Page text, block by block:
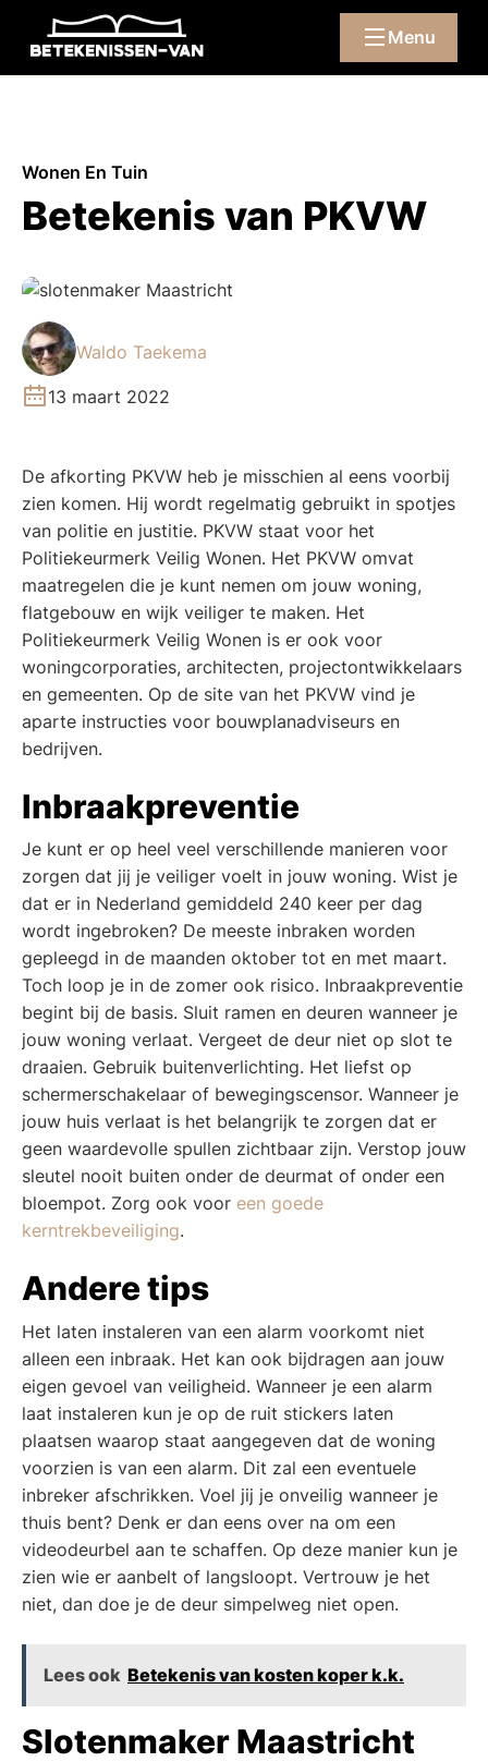
Menu
Wonen En Tuin
Betekenis van PKVW
Waldo Taekema
13 maart 2022
De afkorting PKVW heb je misschien al eens voorbij
zien komen. Hij wordt regelmatig gebruikt in spotjes
van politie en justitie. PKVW staat voor het
Politiekeurmerk Veilig Wonen. Het PKVW omvat
maatregelen die je kunt nemen om jouw woning,
flatgebouw en wijk veiliger te maken. Het
Politiekeurmerk Veilig Wonen is er ook voor
woningcorporaties, architecten, projectontwikkelaars
en gemeenten. Op de site van het PKVW vind je
aparte instructies voor bouwplanadviseurs en
bedrijven.
Inbraakpreventie
Je kunt er op heel veel verschillende manieren voor
zorgen dat jij je veiliger voelt in jouw woning. Wist je
dat er in Nederland gemiddeld 240 keer per dag
wordt ingebroken? De meeste inbraken worden
gepleegd in de maanden oktober tot en met maart.
Toch loop je in de zomer ook risico. Inbraakpreventie
begint bij de basis. Sluit ramen en deuren wanneer je
jouw woning verlaat. Vergeet de deur niet op slot te
draaien. Gebruik buitenverlichting. Het liefst op
schermerschakelaar of bewegingscensor. Wanneer je
jouw huis verlaat is het belangrijk te zorgen dat er
geen waardevolle spullen zichtbaar zijn. Verstop jouw
sleutel nooit buiten onder de deurmat of onder een
bloempot. Zorg ook voor een goede
kerntrekbeveiliging.
Andere tips
Het laten instaleren van een alarm voorkomt niet
alleen een inbraak. Het kan ook bijdragen aan jouw
eigen gevoel van veiligheid. Wanneer je een alarm
laat instaleren kun je op de ruit stickers laten
plaatsen waarop staat aangegeven dat de woning
voorzien is van een alarm. Dit zal een eventuele
inbreker afschrikken. Voel jij je onveilig wanneer je
thuis bent? Denk er dan eens over na om een
videodeurbel aan te schaffen. Op deze manier kun je
zien wie er aanbelt of langsloopt. Vertrouw je het
niet, dan doe je de deur simpelweg niet open.
Lees ook Betekenis van kosten koper k.k.
Slotenmaker Maastricht